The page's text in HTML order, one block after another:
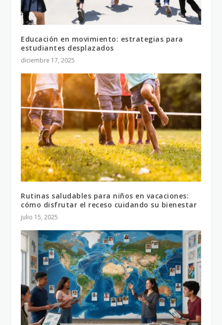
Educación en movimiento: estrategias para
estudiantes desplazados
diciembre 17, 2025
Rutinas saludables para niños en vacaciones:
cómo disfrutar el receso cuidando su bienestar
julio 15, 2025